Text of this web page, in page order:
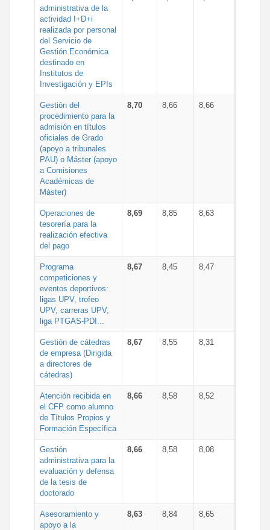
administrativa de la
actividad I+D+i
realizada por personal
del Servicio de
Gestión Económica
destinado en
Institutos de
Investigación y EPIs
Gestión del
procedimiento para la
admisión en títulos
oficiales de Grado
(apoyo a tribunales
PAU) o Máster (apoyo
a Comisiones
Académicas de
Máster)
8,70 8,66 8,66
Operaciones de
tesorería para la
realización efectiva
del pago
8,69 8,85 8,63
Programa
competiciones y
eventos deportivos:
ligas UPV, trofeo
UPV, carreras UPV,
liga PTGAS-PDI...
8,67 8,45 8,47
Gestión de cátedras
de empresa (Dirigida
a directores de
cátedras)
8,67 8,55 8,31
Atención recibida en
el CFP como alumno
de Títulos Propios y
Formación Específica
8,66 8,58 8,52
Gestión
administrativa para la
evaluación y defensa
de la tesis de
doctorado
8,66 8,58 8,08
Asesoramiento y
apoyo a la
8,63 8,84 8,65